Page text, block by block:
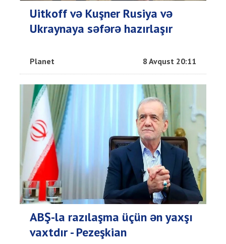
Uitkoff və Kuşner Rusiya və
Ukraynaya səfərə hazırlaşır
Planet 8 Avqust 20:11
ABŞ-la razılaşma üçün ən yaxşı
vaxtdır - Pezeşkian